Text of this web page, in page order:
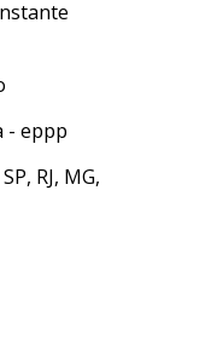
- eppp
RJ, MG,